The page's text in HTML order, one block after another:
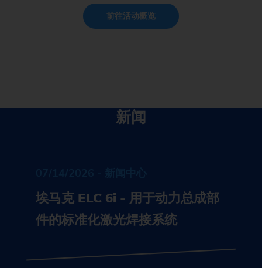
前往活动概览
新闻
埃马克 ELC 6i - 用于动力总成部
件的标准化激光焊接系统